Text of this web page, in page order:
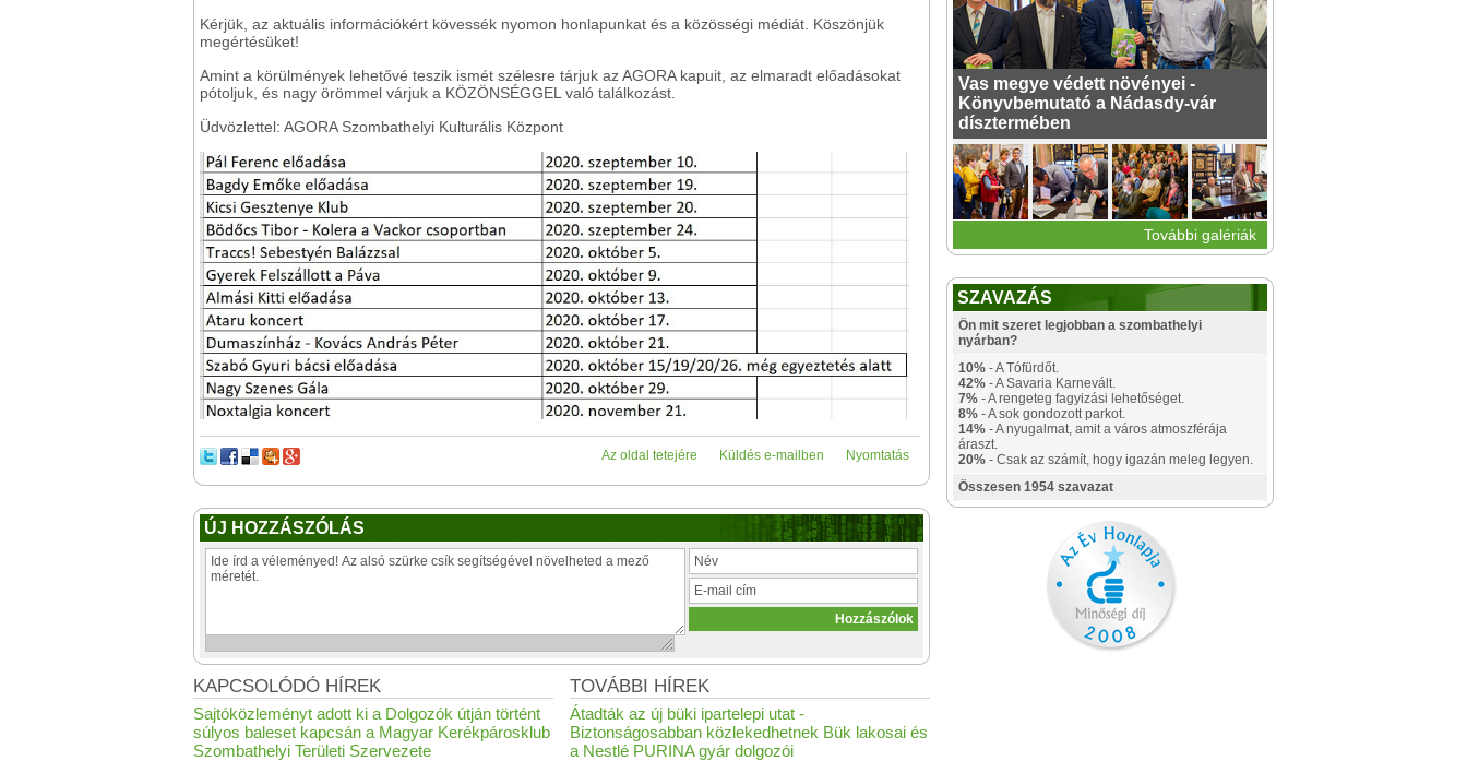
Kérjük, az aktuális információkért kövessék nyomon honlapunkat és a közösségi médiát. Köszönjük
megértésüket!
Amint a körülmények lehetővé teszik ismét szélesre tárjuk az AGORA kapuit, az elmaradt előadásokat
pótoljuk, és nagy örömmel várjuk a KÖZÖNSÉGGEL való találkozást.
Üdvözlettel: AGORA Szombathelyi Kulturális Központ
Nyomtatás
Küldés e-mailben
Az oldal tetejére
ÚJ HOZZÁSZÓLÁS
TOVÁBBI HÍREK
Átadták az új büki ipartelepi utat -
Biztonságosabban közlekedhetnek Bük lakosai és
a Nestlé PURINA gyár dolgozói
KAPCSOLÓDÓ HÍREK
Sajtóközleményt adott ki a Dolgozók útján történt
súlyos baleset kapcsán a Magyar Kerékpárosklub
Szombathelyi Területi Szervezete
Vas megye védett növényei -
Könyvbemutató a Nádasdy-vár
dísztermében
További galériák
SZAVAZÁS
Ön mit szeret legjobban a szombathelyi
nyárban?
10% - A Tófürdőt.
42% - A Savaria Karnevált.
7% - A rengeteg fagyizási lehetőséget.
8% - A sok gondozott parkot.
14% - A nyugalmat, amit a város atmoszférája
áraszt.
20% - Csak az számít, hogy igazán meleg legyen.
Összesen 1954 szavazat